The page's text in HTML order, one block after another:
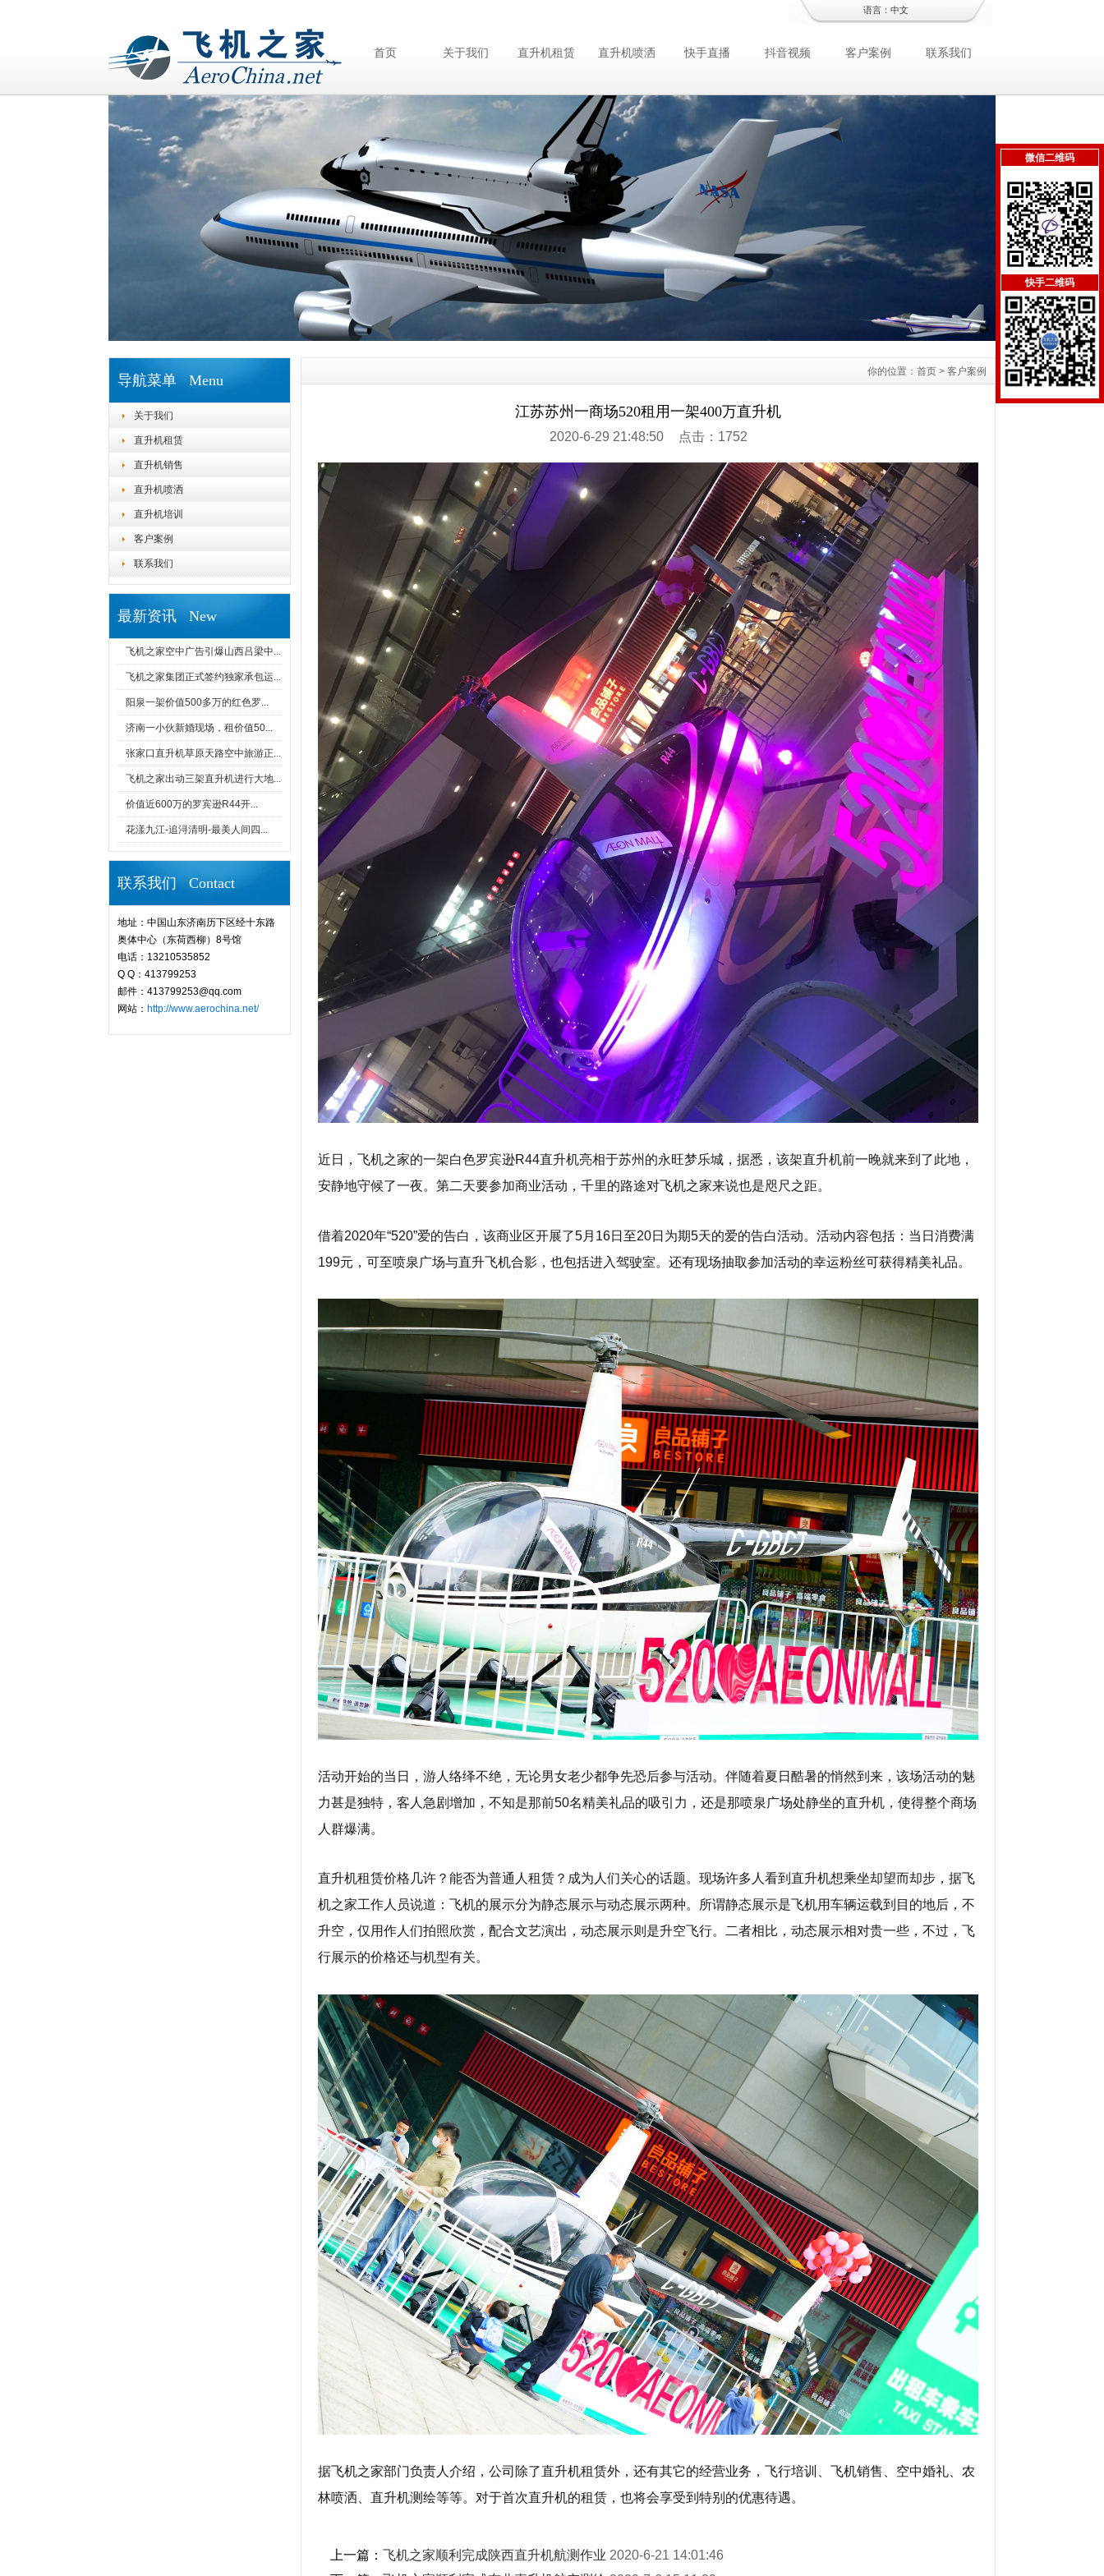
语言： 中文
首页 关于我们 直升机租赁 直升机喷洒 快手直播 抖音视频 客户案例 联系我们
导航菜单 Menu
关于我们
直升机租赁
直升机销售
直升机喷洒
直升机培训
客户案例
联系我们
最新资讯 New
飞机之家空中广告引爆山西吕梁中...
飞机之家集团正式签约独家承包运...
阳泉一架价值500多万的红色罗...
济南一小伙新婚现场，租价值50...
张家口直升机草原天路空中旅游正...
飞机之家出动三架直升机进行大地...
价值近600万的罗宾逊R44开...
花漾九江-追浔清明-最美人间四...
联系我们 Contact
地址：中国山东济南历下区经十东路
奥体中心（东荷西柳）8号馆
电话：13210535852
Q Q：413799253
邮件：413799253@qq.com
网站： http://www.aerochina.net/
你的位置： 首页 > 客户案例
江苏苏州一商场520租用一架400万直升机
2020-6-29 21:48:50 点击：1752
近日，飞机之家的一架白色罗宾逊R44直升机亮相于苏州的永旺梦乐城，据悉，该架直升机前一晚就来到了此地，
安静地守候了一夜。第二天要参加商业活动，千里的路途对飞机之家来说也是咫尺之距。
借着2020年“520”爱的告白，该商业区开展了5月16日至20日为期5天的爱的告白活动。活动内容包括：当日消费满
199元，可至喷泉广场与直升飞机合影，也包括进入驾驶室。还有现场抽取参加活动的幸运粉丝可获得精美礼品。
活动开始的当日，游人络绎不绝，无论男女老少都争先恐后参与活动。伴随着夏日酷暑的悄然到来，该场活动的魅
力甚是独特，客人急剧增加，不知是那前50名精美礼品的吸引力，还是那喷泉广场处静坐的直升机，使得整个商场
人群爆满。
直升机租赁价格几许？能否为普通人租赁？成为人们关心的话题。现场许多人看到直升机想乘坐却望而却步，据飞
机之家工作人员说道：飞机的展示分为静态展示与动态展示两种。所谓静态展示是飞机用车辆运载到目的地后，不
升空，仅用作人们拍照欣赏，配合文艺演出，动态展示则是升空飞行。二者相比，动态展示相对贵一些，不过，飞
行展示的价格还与机型有关。
据飞机之家部门负责人介绍，公司除了直升机租赁外，还有其它的经营业务，飞行培训、飞机销售、空中婚礼、农
林喷洒、直升机测绘等等。对于首次直升机的租赁，也将会享受到特别的优惠待遇。
上一篇： 飞机之家顺利完成陕西直升机航测作业 2020-6-21 14:01:46
微信二维码
快手二维码